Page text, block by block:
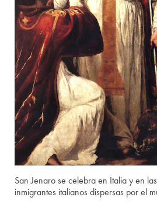
San Jenaro se celebra en Italia y en
inmigrantes italianos dispersas por el